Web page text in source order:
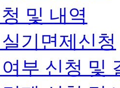
및 내역
기면제신청
부 신청 및